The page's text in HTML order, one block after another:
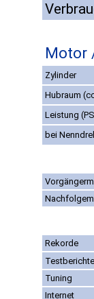
Motor
Zylinder
Hubraum
Leistung
bei
Rekorde
Testberichte
Tuning
Internet